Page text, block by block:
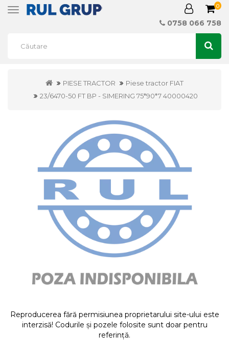
Toggle
0
0758 066 758
PIESE TRACTOR
Piese tractor FIAT
23/6470-50 FT BP - SIMERING 75*90*7 40000420
Reproducerea fără permisiunea proprietarului site-ului este
interzisă! Codurile și pozele folosite sunt doar pentru
referință.